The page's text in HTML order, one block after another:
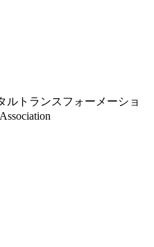
ルトランスフォーメーショ